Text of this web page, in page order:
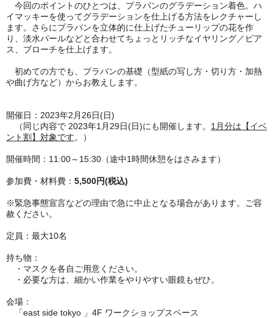
今回のポイントのひとつは、プラバンのグラデーション着色。ハ
イマッキーを使ってグラデーションを仕上げる方法をレクチャーし
ます。さらにプラバンを立体的に仕上げたチューリップの花を作
り、淡水パールなどと合わせてちょっとリッチなイヤリング／ピア
ス、ブローチを仕上げます。
初めての方でも、プラバンの基礎（型紙の写し方・切り方・加熱
や曲げ方など）からお教えします。
開催日：2023年2月26日(日)
（同じ内容で 2023年1月29日(日)にも開催します。 1月分は【イベ
ント割】対象です。）
開催時間：11:00～15:30（途中1時間休憩をはさみます）
参加費・材料費： 5,500円(税込)
※緊急事態宣言などの理由で急に中止となる場合があります。ご容
赦ください。
定員：最大10名
持ち物：
・マスクを各自ご用意ください。
・必要な方は、細かい作業をやりやすい眼鏡もぜひ。
会場：
「east side tokyo 」4F ワークショップスペース